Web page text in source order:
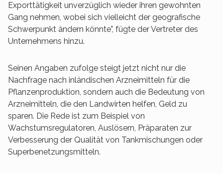
Exporttätigkeit unverzüglich wieder ihren gewohnten
Gang nehmen, wobei sich vielleicht der geografische
Schwerpunkt ändern könnte", fügte der Vertreter des
Unternehmens hinzu.
Seinen Angaben zufolge steigt jetzt nicht nur die
Nachfrage nach inländischen Arzneimitteln für die
Pflanzenproduktion, sondern auch die Bedeutung von
Arzneimitteln, die den Landwirten helfen, Geld zu
sparen. Die Rede ist zum Beispiel von
Wachstumsregulatoren, Auslösern, Präparaten zur
Verbesserung der Qualität von Tankmischungen oder
Superbenetzungsmitteln.